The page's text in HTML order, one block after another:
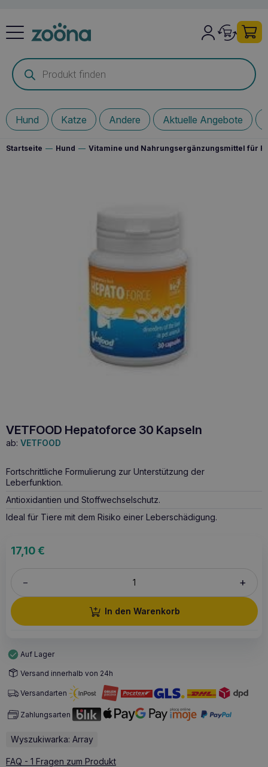
Products
search
Hund Katze Andere Aktuelle Angebote
Startseite — Hund — Vitamine und Nahrungsergänzungsmittel für
VETFOOD Hepatoforce 30 Kapseln
ab: VETFOOD
Fortschrittliche Formulierung zur Unterstützung der
Leberfunktion.
Antioxidantien und Stoffwechselschutz.
Ideal für Tiere mit dem Risiko einer Leberschädigung.
17,10€
– +
In den Warenkorb
Auf Lager
Versand innerhalb von 24h
Versandarten
Zahlungsarten
Wyszukiwarka: Array
FAQ - 1 Fragen zum Produkt